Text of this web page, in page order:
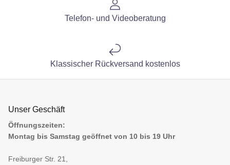
Telefon- und Videoberatung
Klassischer Rückversand kostenlos
Unser Geschäft
Öffnungszeiten:
Montag bis Samstag geöffnet von 10 bis 19 Uhr
Freiburger Str. 21,